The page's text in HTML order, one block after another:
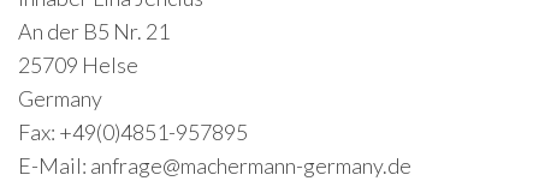
An der B5 Nr. 21
25709 Helse
Germany
Fax: +49(0)4851-957895
E-Mail: anfrage@machermann-germany.de